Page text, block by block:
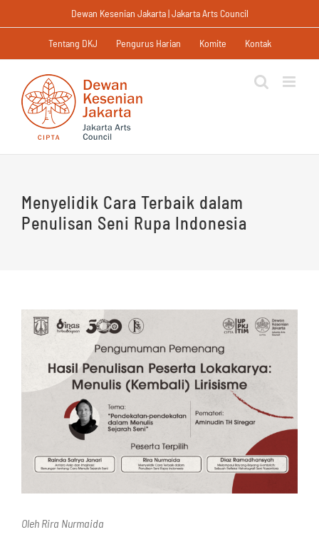
to
Dewan Kesenian Jakarta | Jakarta Arts Council
Tentang DKJ Pengurus Harian Komite Kontak
Menyelidik Cara Terbaik dalam
Penulisan Seni Rupa Indonesia
Oleh Rira Nurmaida